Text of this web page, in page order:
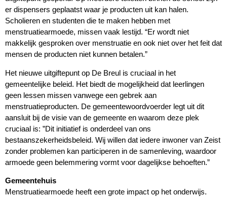
er dispensers geplaatst waar je producten uit kan halen.
Scholieren en studenten die te maken hebben met
menstruatiearmoede, missen vaak lestijd. “Er wordt niet
makkelijk gesproken over menstruatie en ook niet over het feit dat
mensen de producten niet kunnen betalen.”
Het nieuwe uitgiftepunt op De Breul is cruciaal in het
gemeentelijke beleid. Het biedt de mogelijkheid dat leerlingen
geen lessen missen vanwege een gebrek aan
menstruatieproducten. De gemeentewoordvoerder legt uit dit
aansluit bij de visie van de gemeente en waarom deze plek
cruciaal is: ”Dit initiatief is onderdeel van ons
bestaanszekerheidsbeleid. Wij willen dat iedere inwoner van Zeist
zonder problemen kan participeren in de samenleving, waardoor
armoede geen belemmering vormt voor dagelijkse behoeften.”
Gemeentehuis
Menstruatiearmoede heeft een grote impact op het onderwijs.